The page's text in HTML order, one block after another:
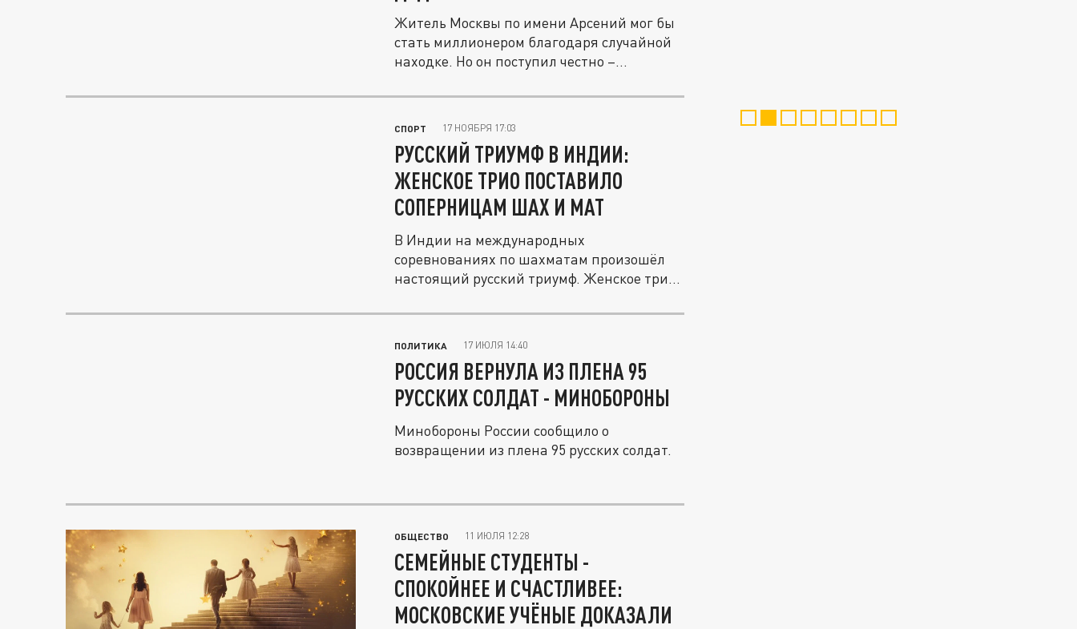
Житель Москвы по имени Арсений мог бы
стать миллионером благодаря случайной
находке. Но он поступил честно –...
СПОРТ 17 НОЯБРЯ 17:03
РУССКИЙ ТРИУМФ В ИНДИИ:
ЖЕНСКОЕ ТРИО ПОСТАВИЛО
СОПЕРНИЦАМ ШАХ И МАТ
В Индии на международных
соревнованиях по шахматам произошёл
настоящий русский триумф. Женское трио
ПОЛИТИКА 17 ИЮЛЯ 14:40
РОССИЯ ВЕРНУЛА ИЗ ПЛЕНА 95
РУССКИХ СОЛДАТ - МИНОБОРОНЫ
Минобороны России сообщило о
возвращении из плена 95 русских солдат.
ОБЩЕСТВО 11 ИЮЛЯ 12:28
СЕМЕЙНЫЕ СТУДЕНТЫ -
СПОКОЙНЕЕ И СЧАСТЛИВЕЕ:
МОСКОВСКИЕ УЧЁНЫЕ ДОКАЗАЛИ